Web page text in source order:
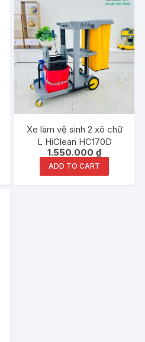
Xe làm vệ sinh 2 xô chữ
L HiClean HC170D
1.550.000₫
ADD TO CART